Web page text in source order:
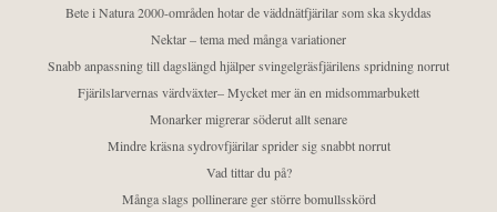
Bete i Natura 2000-områden hotar de väddnätfjärilar som ska skyddas
Nektar – tema med många variationer
Snabb anpassning till dagslängd hjälper svingelgräsfjärilens spridning norrut
Fjärilslarvernas värdväxter– Mycket mer än en midsommarbukett
Monarker migrerar söderut allt senare
Mindre kräsna sydrovfjärilar sprider sig snabbt norrut
Vad tittar du på?
Många slags pollinerare ger större bomullsskörd